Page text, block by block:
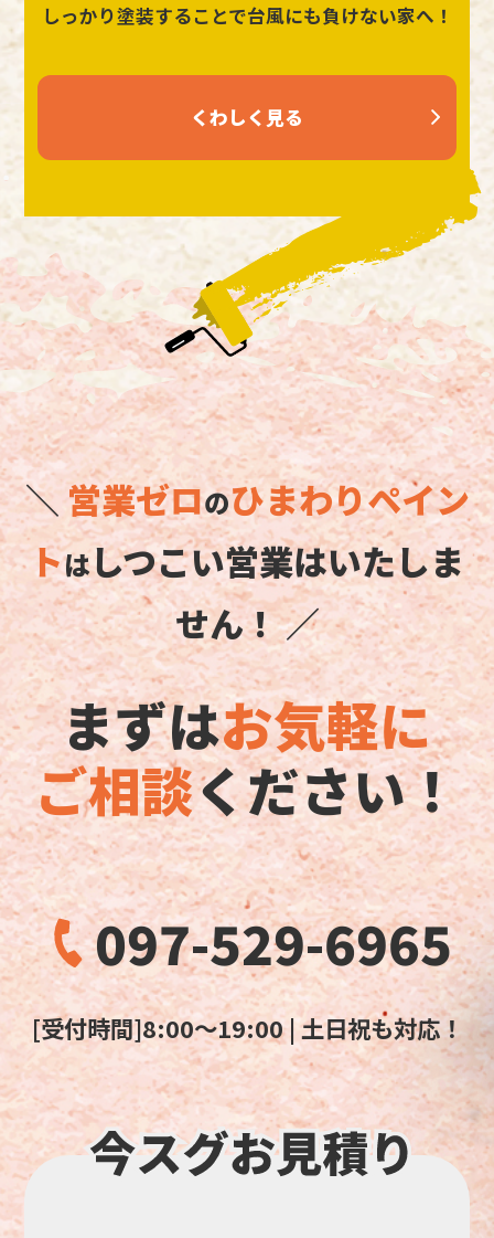
しっかり塗装することで台風にも負けない家へ！
くわしく見る
＼営業ゼロのひまわりペイン
トはしつこい営業はいたしま
せん！ ／
まずはお気軽に
ご相談ください！
097-529-6965
[受付時間]8:00～19:00 | 土日祝も対応！